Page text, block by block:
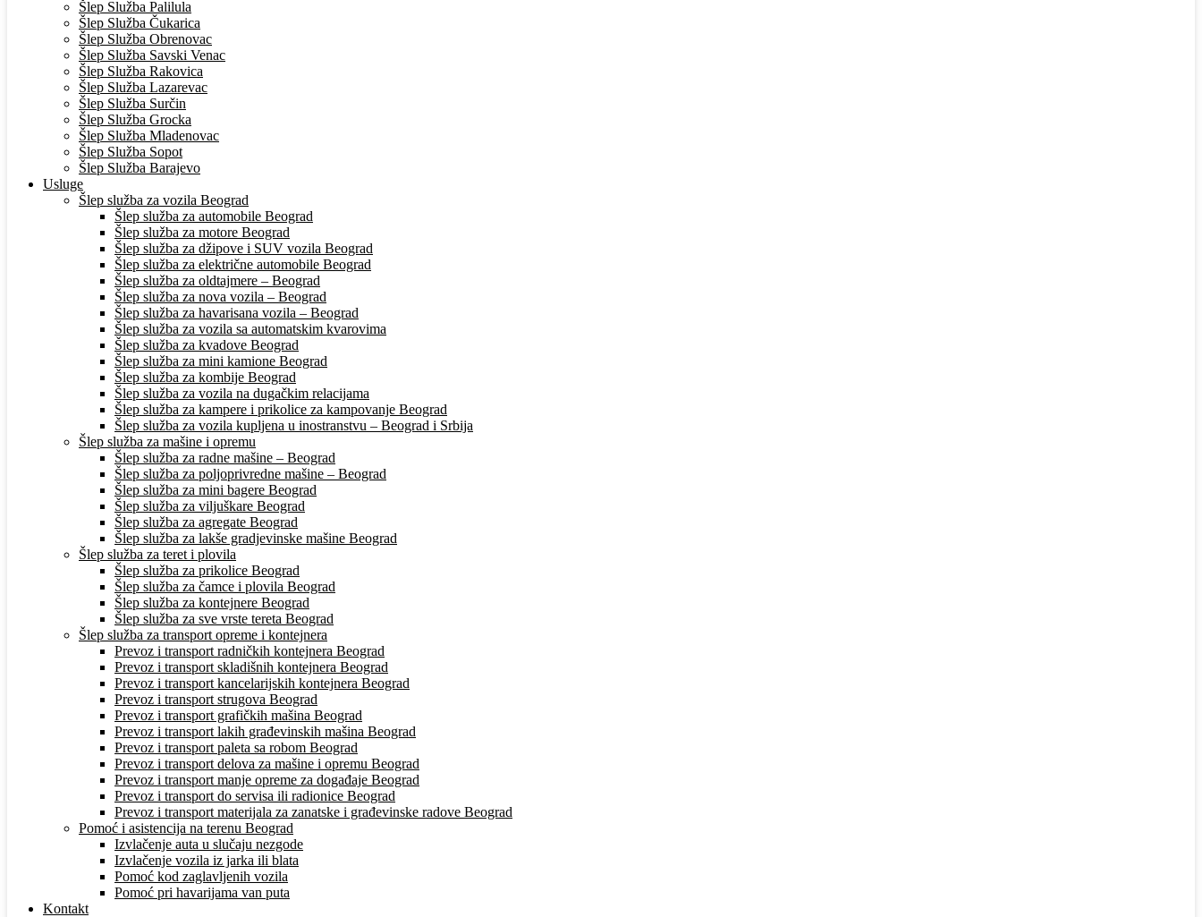
Šlep Služba Palilula
Šlep Služba Čukarica
Šlep Služba Obrenovac
Šlep Služba Savski Venac
Šlep Služba Rakovica
Šlep Služba Lazarevac
Šlep Služba Surčin
Šlep Služba Grocka
Šlep Služba Mladenovac
Šlep Služba Sopot
Šlep Služba Barajevo
Usluge
Šlep služba za vozila Beograd
Šlep služba za automobile Beograd
Šlep služba za motore Beograd
Šlep služba za džipove i SUV vozila Beograd
Šlep služba za električne automobile Beograd
Šlep služba za oldtajmere – Beograd
Šlep služba za nova vozila – Beograd
Šlep služba za havarisana vozila – Beograd
Šlep služba za vozila sa automatskim kvarovima
Šlep služba za kvadove Beograd
Šlep služba za mini kamione Beograd
Šlep služba za kombije Beograd
Šlep služba za vozila na dugačkim relacijama
Šlep služba za kampere i prikolice za kampovanje Beograd
Šlep služba za vozila kupljena u inostranstvu – Beograd i Srbija
Šlep služba za mašine i opremu
Šlep služba za radne mašine – Beograd
Šlep služba za poljoprivredne mašine – Beograd
Šlep služba za mini bagere Beograd
Šlep služba za viljuškare Beograd
Šlep služba za agregate Beograd
Šlep služba za lakše gradjevinske mašine Beograd
Šlep služba za teret i plovila
Šlep služba za prikolice Beograd
Šlep služba za čamce i plovila Beograd
Šlep služba za kontejnere Beograd
Šlep služba za sve vrste tereta Beograd
Šlep služba za transport opreme i kontejnera
Prevoz i transport radničkih kontejnera Beograd
Prevoz i transport skladišnih kontejnera Beograd
Prevoz i transport kancelarijskih kontejnera Beograd
Prevoz i transport strugova Beograd
Prevoz i transport grafičkih mašina Beograd
Prevoz i transport lakih građevinskih mašina Beograd
Prevoz i transport paleta sa robom Beograd
Prevoz i transport delova za mašine i opremu Beograd
Prevoz i transport manje opreme za događaje Beograd
Prevoz i transport do servisa ili radionice Beograd
Prevoz i transport materijala za zanatske i građevinske radove Beograd
Pomoć i asistencija na terenu Beograd
Izvlačenje auta u slučaju nezgode
Izvlačenje vozila iz jarka ili blata
Pomoć kod zaglavljenih vozila
Pomoć pri havarijama van puta
Kontakt